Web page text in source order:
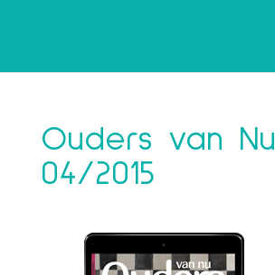
Ouders van Nu
04/2015